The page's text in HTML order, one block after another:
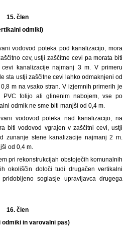
15. člen
odmiki)
vodovod poteka pod kanalizacijo, mora
cev, ustji zaščitne cevi pa morata biti
kanalizacije najmanj 3 m. V primeru
sta ustji zaščitne cevi lahko odmaknjeni od
m na vsako stran. V izjemnih primerih je
PVC folijo ali glinenim nabojem, vse po
odmik ne sme biti manjši od 0,4 m.
vodovod poteka nad kanalizacijo, na
biti vodovod vgrajen v zaščitni cevi, ustji
zunanje stene kanalizacije najmanj 2 m.
od 0,4 m.
pri rekonstrukcijah obstoječih komunalnih
okoliščin določi tudi drugačen vertikalni
soglasje upravljavca drugega
16. člen
odmiki in varovalni pas)